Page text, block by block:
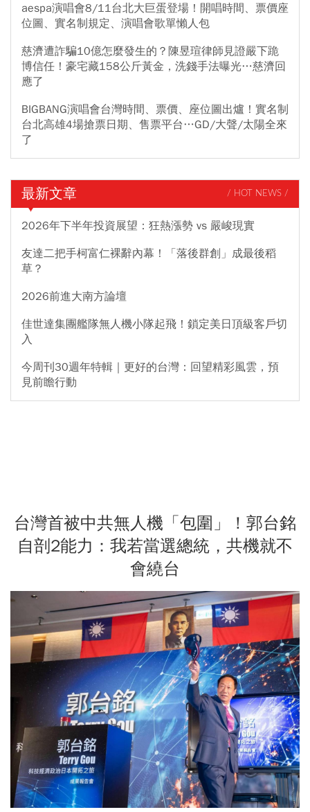
aespa演唱會8/11台北大巨蛋登場！開唱時間、票價座
位圖、實名制規定、演唱會歌單懶人包
慈濟遭詐騙10億怎麼發生的？陳昱瑄律師見證嚴下跪
博信任！豪宅藏158公斤黃金，洗錢手法曝光…慈濟回
應了
BIGBANG演唱會台灣時間、票價、座位圖出爐！實名制
台北高雄4場搶票日期、售票平台…GD/大聲/太陽全來
了
最新文章 / HOT NEWS /
2026年下半年投資展望：狂熱漲勢 vs 嚴峻現實
友達二把手柯富仁裸辭內幕！「落後群創」成最後稻
草？
2026前進大南方論壇
佳世達集團艦隊無人機小隊起飛！鎖定美日頂級客戶切
入
今周刊30週年特輯｜更好的台灣：回望精彩風雲，預
見前瞻行動
台灣首被中共無人機「包圍」！郭台銘
自剖2能力：我若當選總統，共機就不
會繞台